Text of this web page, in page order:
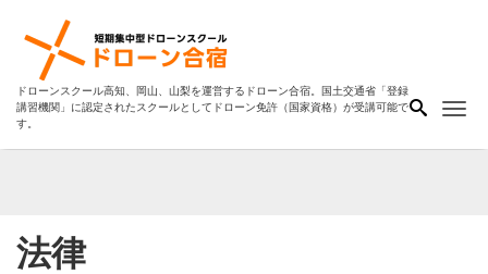
ドローンスクール高知、岡山、山梨を運営するドローン合宿。国土交通省「登録
講習機関」に認定されたスクールとしてドローン免許（国家資格）が受講可能で
す。
法律